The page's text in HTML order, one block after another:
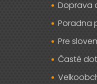
Doprava
Poradna
Pre
Časté